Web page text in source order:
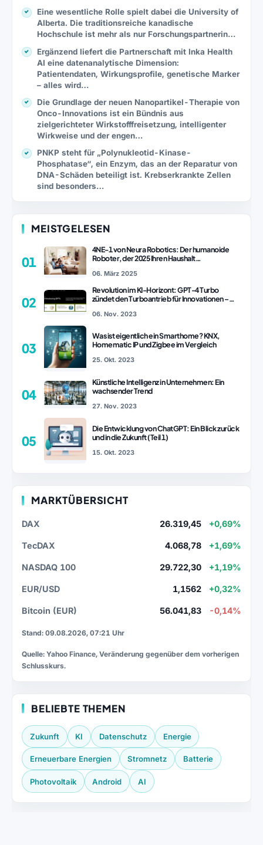
Eine wesentliche Rolle spielt dabei die University of
Alberta. Die traditionsreiche kanadische
Hochschule ist mehr als nur Forschungspartnerin…
Ergänzend liefert die Partnerschaft mit Inka Health
AI eine datenanalytische Dimension:
Patientendaten, Wirkungsprofile, genetische Marker
– alles wird…
Die Grundlage der neuen Nanopartikel-Therapie von
Onco-Innovations ist ein Bündnis aus
zielgerichteter Wirkstofffreisetzung, intelligenter
Wirkweise und der engen…
PNKP steht für „Polynukleotid-Kinase-
Phosphatase“, ein Enzym, das an der Reparatur von
DNA-Schäden beteiligt ist. Krebserkrankte Zellen
sind besonders…
MEISTGELESEN
01
4NE-1 von Neura Robotics: Der humanoide
Roboter, der 2025 Ihren Haushalt
06. März 2025
02
Revolution im KI-Horizont: GPT-4 Turbo
zündet den Turboantrieb für Innovationen –
06. Nov. 2023
03
Was ist eigentlich ein Smarthome? KNX,
Homematic IP und Zigbee im Vergleich
25. Okt. 2023
04
Künstliche Intelligenz in Unternehmen: Ein
wachsender Trend
27. Nov. 2023
05
Die Entwicklung von ChatGPT: Ein Blick zurück
und in die Zukunft (Teil 1)
15. Okt. 2023
MARKTÜBERSICHT
DAX 26.319,45 +0,69%
TecDAX 4.068,78 +1,69%
NASDAQ 100 29.722,30 +1,19%
EUR/USD 1,1562 +0,32%
Bitcoin (EUR) 56.041,83 -0,14%
Stand: 09.08.2026, 07:21 Uhr
Quelle: Yahoo Finance, Veränderung gegenüber dem vorherigen
Schlusskurs.
BELIEBTE THEMEN
Zukunft KI Datenschutz Energie
Erneuerbare Energien Stromnetz Batterie
Photovoltaik Android AI